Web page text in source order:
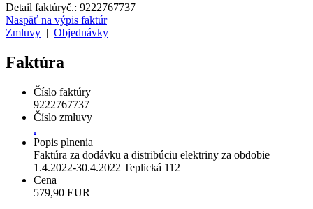
Detail faktúryč.: 9222767737
Naspäť na výpis faktúr
Zmluvy | Objednávky
Faktúra
Číslo faktúry
9222767737
Číslo zmluvy
.
Popis plnenia
Faktúra za dodávku a distribúciu elektriny za obdobie
1.4.2022-30.4.2022 Teplická 112
Cena
579,90 EUR